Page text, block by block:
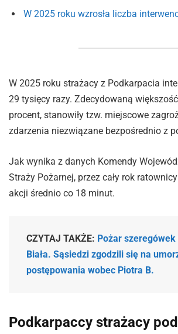
W 2025 roku wzrosła liczba
W 2025 roku strażacy z Podkarpacia
29 tysięcy razy. Zdecydowaną
procent, stanowiły tzw. miejscowe
zdarzenia niezwiązane bezpośrednio z
Jak wynika z danych Komendy
Straży Pożarnej, przez cały rok
akcji średnio co 18 minut.
CZYTAJ TAKŻE: Pożar
Biała. Sąsiedzi zgodzili się na
postępowania wobec Piotra B.
Podkarpaccy strażacy